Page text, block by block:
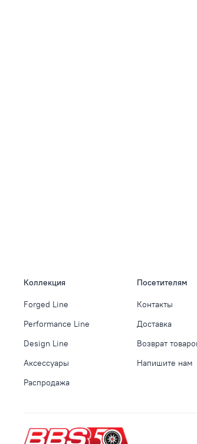
Коллекция
Forged Line
Performance Line
Design Line
Аксессуары
Распродажа
Посетителям
Контакты
Доставка
Возврат
Напишите нам